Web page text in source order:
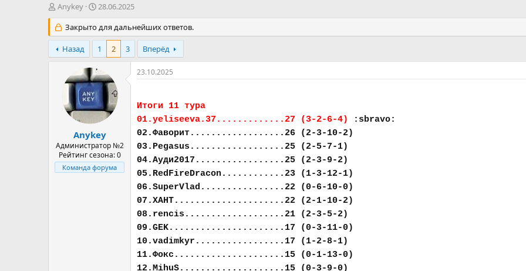
А
т
о
р
т
Anykey
Д
т
а
н
а
ч
а
л
а
28.06.2025
Закрыто для дальнейших ответов.
Назад 1 2 3 Вперёд
Anykey
Администратор №2
Рейтинг сезона: 0
Команда форума
23.10.2025
Итоги 11 тура
01.yeliseeva.37.............27 (3-2-6-4)
:sbravo:
02.Фаворит..................26 (2-3-10-2)
03.Pegasus..................25 (2-5-7-1)
04.Ауди2017.................25 (2-3-9-2)
05.RedFireDracon............23 (1-3-12-1)
06.SuperVlad................22 (0-6-10-0)
07.ХАНТ.....................22 (2-1-10-2)
08.rencis...................21 (2-3-5-2)
09.GEK......................17 (0-3-11-0)
10.vadimkyr.................17 (1-2-8-1)
11.Фокс.....................15 (0-1-13-0)
12.MihuS....................15 (0-3-9-0)